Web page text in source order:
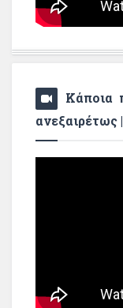
Κάποια
ανεξαιρέτως